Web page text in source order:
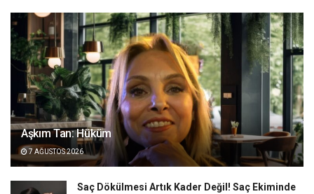
Aşkım Tan: Hüküm
7 AĞUSTOS 2026
Saç Dökülmesi Artık Kader Değil! Saç Ekiminde